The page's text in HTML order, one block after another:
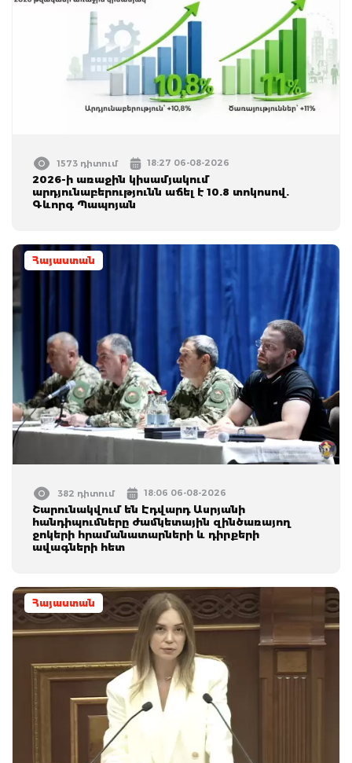
1573 դիտում 18:27 06-08-2026
2026-ի առաջին կիսամյակում
արդյունաբերությունն աճել է 10.8 տոկոսով.
Գևորգ Պապոյան
Հայաստան
382 դիտում 18:06 06-08-2026
Շարունակվում են Էդվարդ Ասրյանի
հանդիպումները ժամկետային զինծառայող
ջոկերի հրամանատարների և դիրքերի
ավագների հետ
Հայաստան